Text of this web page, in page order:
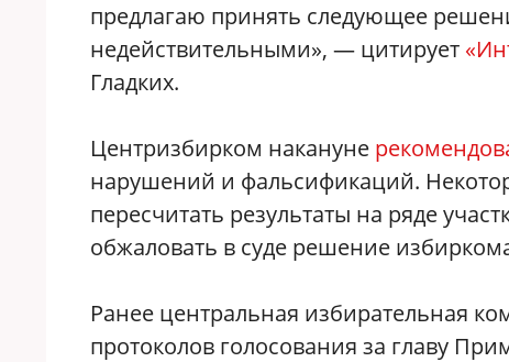
предлагаю принять следующее
недействительными», — цитирует
Гладких.
Центризбирком накануне
нарушений и фальсификаций.
пересчитать результаты на ряде
обжаловать в суде решение
Ранее центральная избирательная
протоколов голосования за главу